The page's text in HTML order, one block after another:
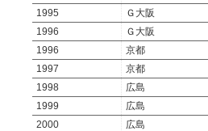
1995 Ｇ大阪
1996
Ｇ大阪
1996
京都
1997
京都
1998
広島
1999
広島
2000
広島